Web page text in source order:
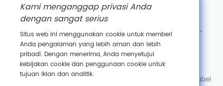
Services & Suggestions
Email:info@casovbio.net
Direct/Wechat:
0086-
15307143249
Wuhan Synthetic Biology Innovation Hub
No. 89, Gaokeyuan 3rd Road,
Donghu New Technology Development Zone, Wuhan, Hubei
Kami menganggap privasi Anda
dengan sangat serius
Situs web ini menggunakan cookie untuk memberi
Anda pengalaman yang lebih aman dan lebih
pribadi. Dengan menerima, Anda menyetujui
kebijakan cookie dan penggunaan cookie untuk
tujuan iklan dan analitik.